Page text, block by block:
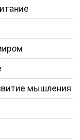
мышления